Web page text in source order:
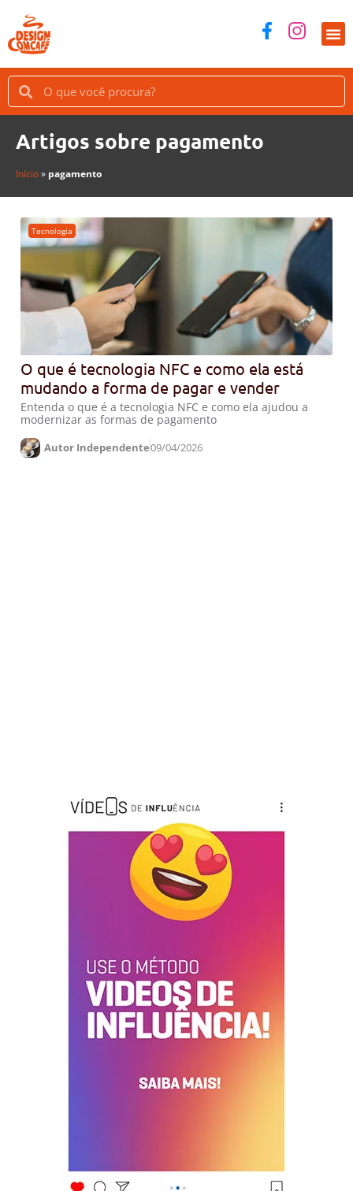
Artigos sobre pagamento
Início» pagamento
Tecnologia
O que é tecnologia NFC e como ela está
mudando a forma de pagar e vender
Entenda o que é a tecnologia NFC e como ela ajudou a
modernizar as formas de pagamento
Autor Independente09/04/2026